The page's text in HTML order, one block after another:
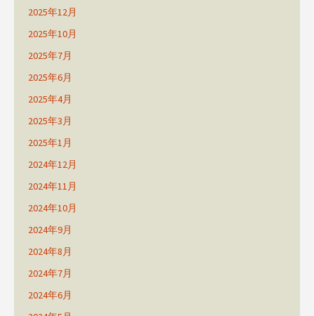
2025年12月
2025年10月
2025年7月
2025年6月
2025年4月
2025年3月
2025年1月
2024年12月
2024年11月
2024年10月
2024年9月
2024年8月
2024年7月
2024年6月